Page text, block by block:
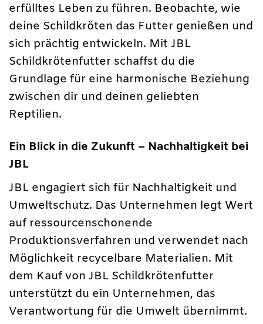
erfülltes Leben zu führen. Beobachte, wie
deine Schildkröten das Futter genießen und
sich prächtig entwickeln. Mit JBL
Schildkrötenfutter schaffst du die
Grundlage für eine harmonische Beziehung
zwischen dir und deinen geliebten
Reptilien.
Ein Blick in die Zukunft – Nachhaltigkeit bei
JBL
JBL engagiert sich für Nachhaltigkeit und
Umweltschutz. Das Unternehmen legt Wert
auf ressourcenschonende
Produktionsverfahren und verwendet nach
Möglichkeit recycelbare Materialien. Mit
dem Kauf von JBL Schildkrötenfutter
unterstützt du ein Unternehmen, das
Verantwortung für die Umwelt übernimmt.